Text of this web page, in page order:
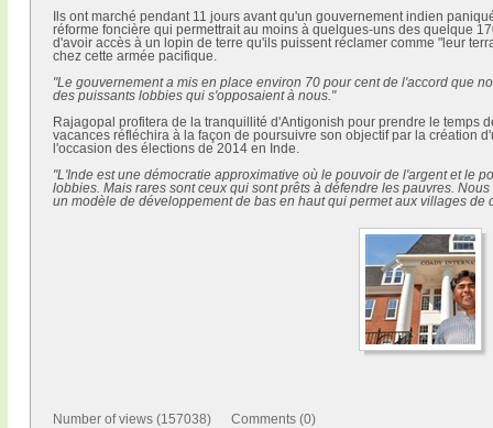
Ils ont marché pendant 11 jours avant qu'un gouvernement indien
réforme foncière qui permettrait au moins à quelques-uns des quelque
d'avoir accès à un lopin de terre qu'ils puissent réclamer comme "leur
chez cette armée pacifique.
"Le gouvernement a mis en place environ 70 pour cent de l'accord que
des puissants lobbies qui s'opposaient à nous."
Rajagopal profitera de la tranquillité d'Antigonish pour prendre le temps
vacances réfléchira à la façon de poursuivre son objectif par la création
l'occasion des élections de 2014 en Inde.
"L'Inde est une démocratie approximative où le pouvoir de l'argent et le
lobbies. Mais rares sont ceux qui sont prêts à défendre les pauvres.
un modèle de développement de bas en haut qui permet aux villages de
Number of views (157038) Comments (0)